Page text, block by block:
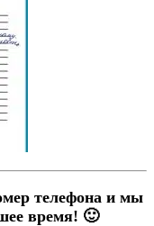
телефона и мы
время! 🙂